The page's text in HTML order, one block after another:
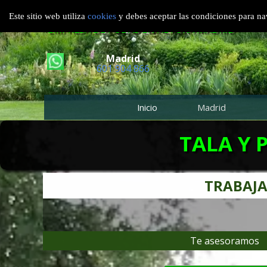
Este sitio web utiliza cookies y debes aceptar las condiciones para
TALA Y PODA EN ALTURA MADRID
Inicio Madrid
Madrid
601 904 866
EMPRESA DE PODAS EN ALTURA MADRID
TALA Y
Te asesoramos